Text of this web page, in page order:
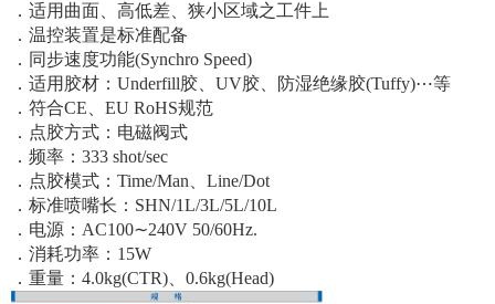
．适用曲面、高低差、狭小区域之工件上
．温控装置是标准配备
．同步速度功能(Synchro Speed)
．适用胶材：Underfill胶、UV胶、防湿绝缘胶(Tuffy)⋯等
．符合CE、EU RoHS规范
．点胶方式：电磁阀式
．频率：333 shot/sec
．点胶模式：Time/Man、Line/Dot
．标准喷嘴长：SHN/1L/3L/5L/10L
．电源：AC100∼240V 50/60Hz.
．消耗功率：15W
．重量：4.0kg(CTR)、0.6kg(Head)